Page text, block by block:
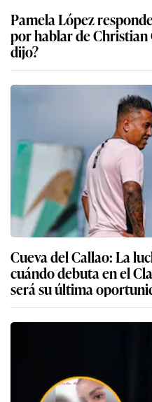
Pamela López
por hablar de Christian
dijo?
Cueva del Callao: La
cuándo debuta en el
será su última